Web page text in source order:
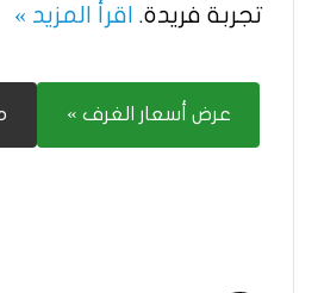
تجربة فريدة. اقرأ المزيد »
عرض أسعار الغرف »